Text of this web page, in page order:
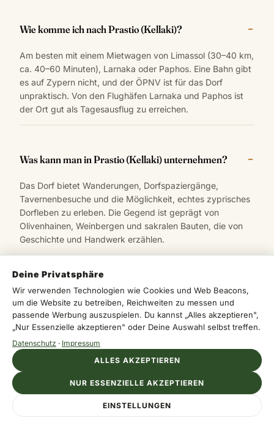
Wie komme ich nach Prastio (Kellaki)?
Am besten mit einem Mietwagen von Limassol (30–40 km,
ca. 40–60 Minuten), Larnaka oder Paphos. Eine Bahn gibt
es auf Zypern nicht, und der ÖPNV ist für das Dorf
unpraktisch. Von den Flughäfen Larnaka und Paphos ist
der Ort gut als Tagesausflug zu erreichen.
Was kann man in Prastio (Kellaki) unternehmen?
Das Dorf bietet Wanderungen, Dorfspaziergänge,
Tavernenbesuche und die Möglichkeit, echtes zyprisches
Dorfleben zu erleben. Die Gegend ist geprägt von
Olivenhainen, Weinbergen und sakralen Bauten, die von
Geschichte und Handwerk erzählen.
Wann ist die beste Zeit, Prastio (Kellaki) zu besuchen?
Die beste Reisezeit ist März bis Mai sowie September bis
November, wenn die Temperaturen mild sind. Damit
vermeidest Du die extreme Hitze und genießt die
Landschaft in ihrer schönsten Form.
Warum ist Prastio (Kellaki) ein authentischer Ort?
Deine Privatsphäre
Wir verwenden Technologien wie Cookies und Web Beacons,
um die Website zu betreiben, Reichweiten zu messen und
passende Werbung auszuspielen. Du kannst „Alles akzeptieren",
„Nur Essenzielle akzeptieren" oder Deine Auswahl selbst treffen.
Datenschutz · Impressum
EINSTELLUNGEN
NUR ESSENZIELLE AKZEPTIEREN
ALLES AKZEPTIEREN